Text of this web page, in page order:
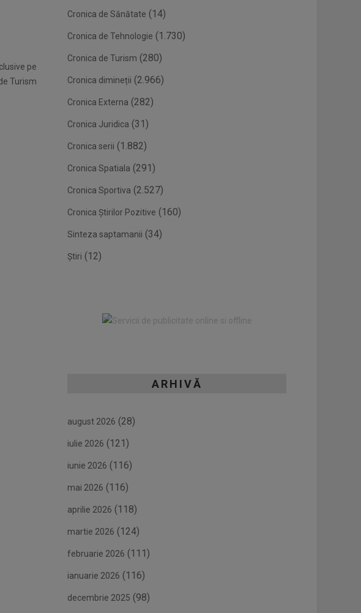
pe
Turism
Cronica de Sănătate (14)
Cronica de Tehnologie (1.730)
Cronica de Turism (280)
Cronica dimineții (2.966)
Cronica Externa (282)
Cronica Juridica (31)
Cronica serii (1.882)
Cronica Spatiala (291)
Cronica Sportiva (2.527)
Cronica Știrilor Pozitive (160)
Sinteza saptamanii (34)
Știri (12)
ARHIVĂ
august 2026 (28)
iulie 2026 (121)
iunie 2026 (116)
mai 2026 (116)
aprilie 2026 (118)
martie 2026 (124)
februarie 2026 (111)
ianuarie 2026 (116)
decembrie 2025 (98)